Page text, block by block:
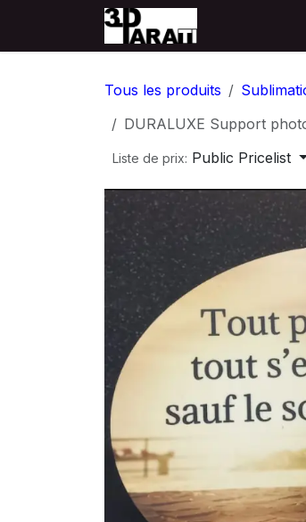
Se rendre au contenu
Tous les produits
DURALUXE Support
Liste de prix: Public Pricelist